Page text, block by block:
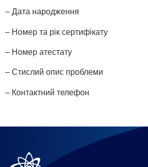
– Дата народження
– Номер та рік сертифікату
– Номер атестату
– Стислий опис проблеми
– Контактний телефон